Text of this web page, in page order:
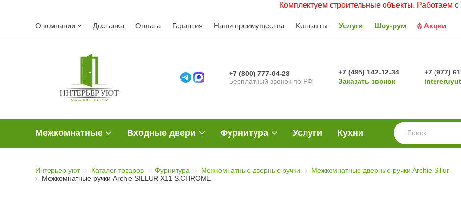
Комплектуем строительные объекты. Работаем с НДС.
О компании Доставка Оплата Гарантия Наши преимущества Контакты Услуги Шоу-рум Акции
+7 (800) 777-04-23
Бесплатный звонок по РФ
+7 (495) 142-12-34
Заказать звонок
+7 (977)
Межкомнатные Входные двери Фурнитура Услуги Кухни
Интерьер уют Каталог товаров Фурнитура Межкомнатные дверные ручки
Межкомнатные дверные ручки Archie Sillur
Межкомнатные ручки Archie SILLUR X11 S.CHROME